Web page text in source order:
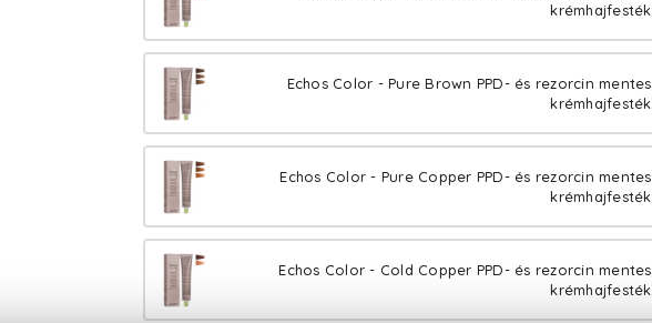
krémhajfesték
Echos Color - Pure Brown PPD- és rezorcin mentes
krémhajfesték
Echos Color - Pure Copper PPD- és rezorcin mentes
krémhajfesték
Echos Color - Cold Copper PPD- és rezorcin mentes
krémhajfesték